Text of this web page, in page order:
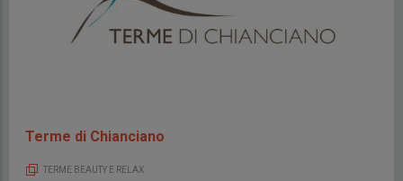
Terme di Chianciano
TERME BEAUTY E RELAX